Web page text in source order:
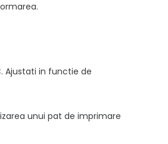
Ajustati in functie de
unui pat de imprimare